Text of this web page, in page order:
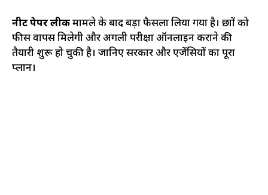
नीट पेपर लीकमामले के बाद बड़ा फैसला लिया गया है। छात्रों को
फीस वापस मिलेगी और अगली परीक्षा ऑनलाइन कराने की
तैयारी शुरू हो चुकी है। जानिए सरकार और एजेंसियों का पूरा
प्लान।